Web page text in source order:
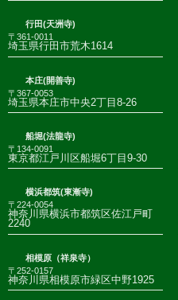
行田(天洲寺)
〒361-0011
埼玉県行田市荒木1614
本庄(開善寺)
〒367-0053
埼玉県本庄市中央2丁目8-26
船堀(法龍寺)
〒134-0091
東京都江戸川区船堀6丁目9-30
横浜都筑(東漸寺)
〒224-0054
神奈川県横浜市都筑区佐江戸町
2240
相模原（祥泉寺）
〒252-0157
神奈川県相模原市緑区中野1925